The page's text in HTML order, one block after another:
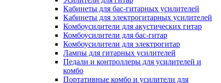
Кабинеты для бас-гитарных усилителей
Кабинеты для электрогитарных усилителей
Комбоусилители для акустических гитар
Комбоусилители для бас-гитар
Комбоусилители для электрогитар
Лампы для гитарных усилителей
Педали и контроллеры для усилителей и
комбо
Портативные комбо и усилители для